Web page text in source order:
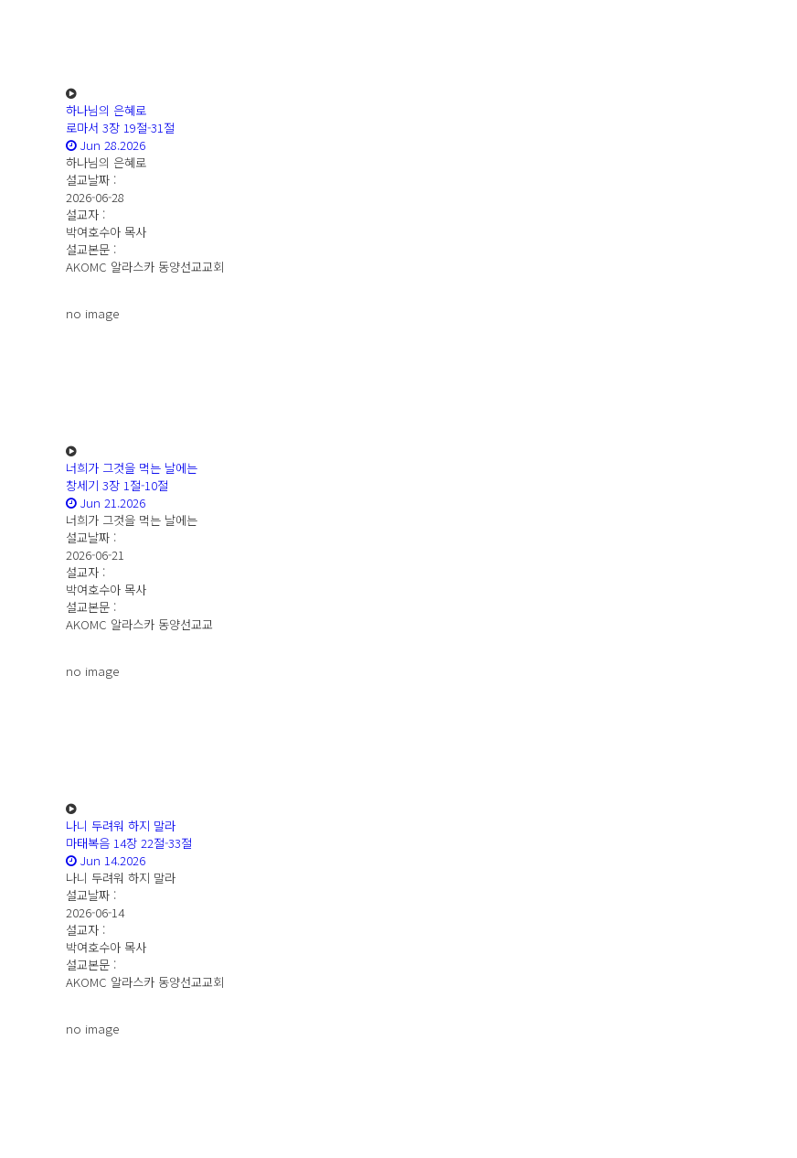
하나님의 은혜로
로마서 3장 19절-31절
Jun 28.2026
하나님의 은혜로
설교날짜 :
2026-06-28
설교자 :
박여호수아 목사
설교본문 :
AKOMC 알라스카 동양선교교회
no image
너희가 그것을 먹는 날에는
창세기 3장 1절-10절
Jun 21.2026
너희가 그것을 먹는 날에는
설교날짜 :
2026-06-21
설교자 :
박여호수아 목사
설교본문 :
AKOMC 알라스카 동양선교교
no image
나니 두려워 하지 말라
마태복음 14장 22절-33절
Jun 14.2026
나니 두려워 하지 말라
설교날짜 :
2026-06-14
설교자 :
박여호수아 목사
설교본문 :
AKOMC 알라스카 동양선교교회
no image